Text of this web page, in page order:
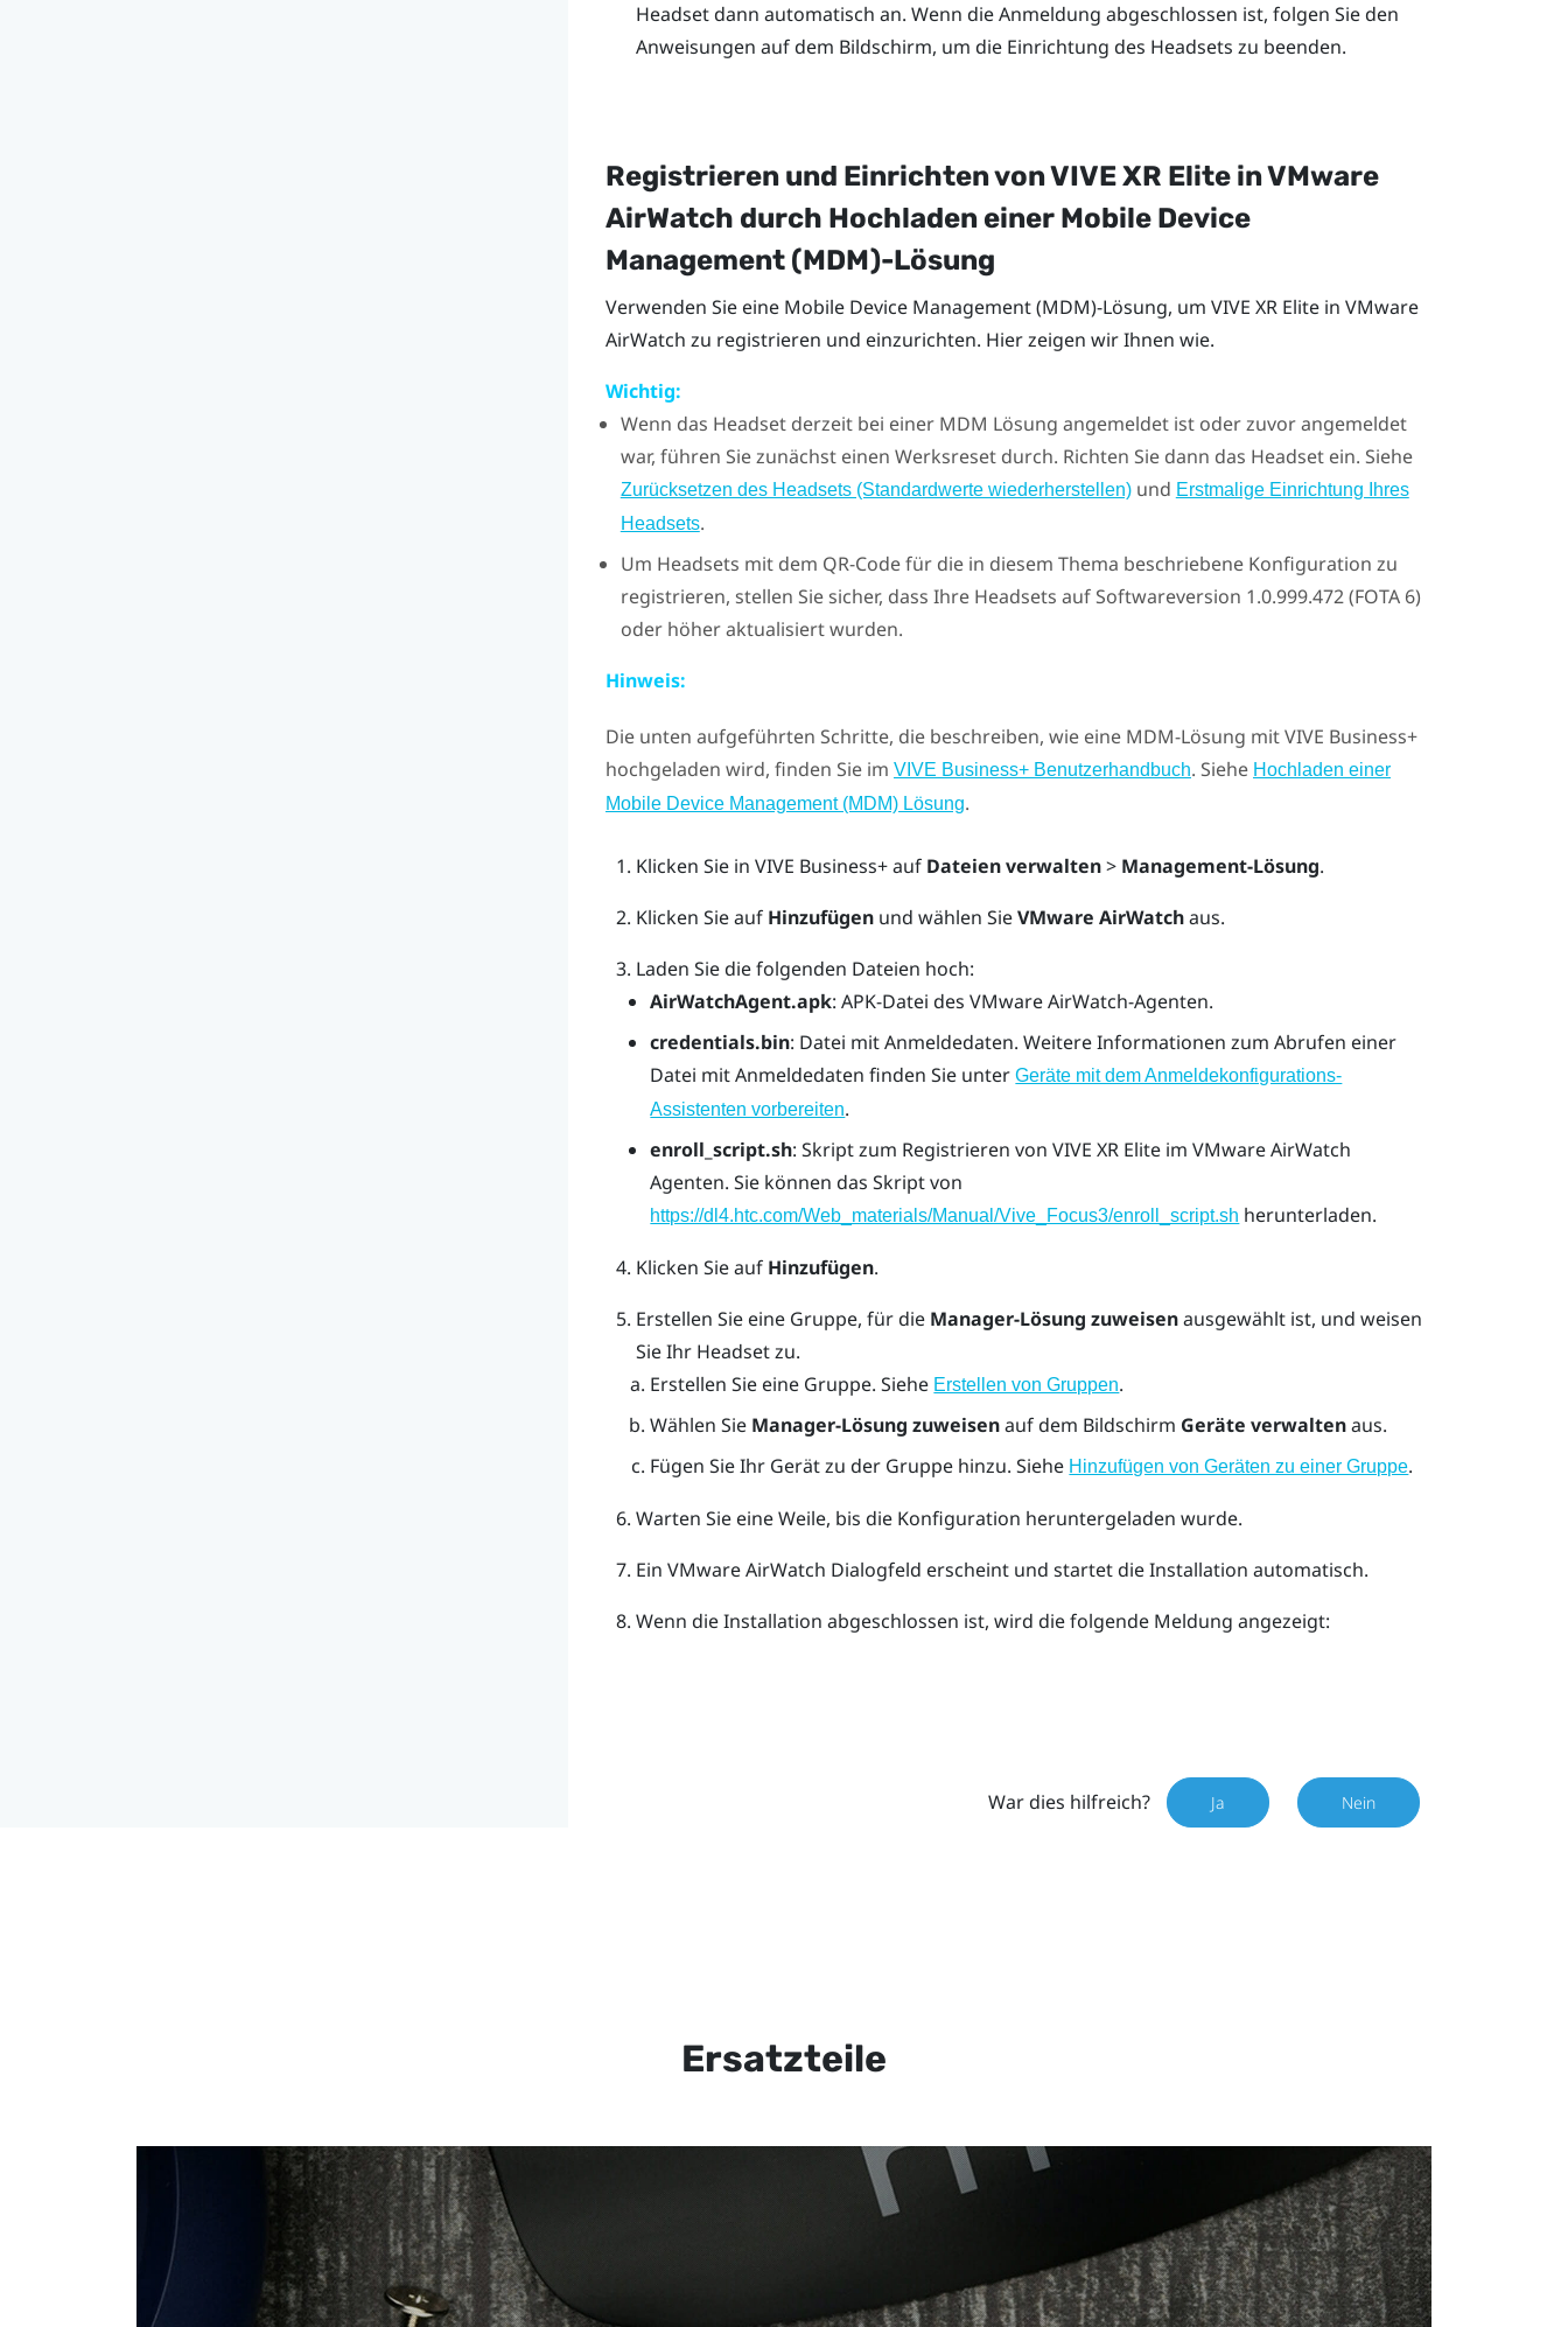
Headset dann automatisch an. Wenn die Anmeldung abgeschlossen ist, folgen Sie den
Anweisungen auf dem Bildschirm, um die Einrichtung des Headsets zu beenden.
Registrieren und Einrichten vonVIVE XR EliteinVMware
AirWatch durch Hochladen einer Mobile Device
Management (MDM)-Lösung
Verwenden Sie eine Mobile Device Management (MDM)-Lösung, um VIVE XR Elitein VMware
AirWatch zu registrieren und einzurichten. Hier zeigen wir Ihnen wie.
Wichtig:
Wenn das Headset derzeit bei einer MDM Lösung angemeldet ist oder zuvor angemeldet
war, führen Sie zunächst einen Werksreset durch. Richten Sie dann das Headset ein. Siehe
Zurücksetzen des Headsets (Standardwerte wiederherstellen)und Erstmalige Einrichtung Ihres
Headsets.
Um Headsets mit dem QR-Code für die in diesem Thema beschriebene Konfiguration zu
registrieren, stellen Sie sicher, dass Ihre Headsets auf Softwareversion 1.0.999.472 (FOTA 6)
oder höher aktualisiert wurden.
Hinweis:
Die unten aufgeführten Schritte, die beschreiben, wie eine MDM-Lösung mitVIVE Business+
hochgeladen wird, finden Sie im VIVE Business+ Benutzerhandbuch. Siehe Hochladen einer
Mobile Device Management (MDM) Lösung.
Klicken Sie in VIVE Business+auf Dateien verwalten> Management-Lösung.
Klicken Sie auf Hinzufügenund wählen SieVMware AirWatchaus.
Laden Sie die folgenden Dateien hoch:
AirWatchAgent.apk: APK-Datei des VMware AirWatch-Agenten.
credentials.bin: Datei mit Anmeldedaten. Weitere Informationen zum Abrufen einer
Datei mit Anmeldedaten finden Sie unterGeräte mit dem Anmeldekonfigurations-
Assistenten vorbereiten.
enroll_script.sh: Skript zum Registrieren vonVIVE XR Elite imVMware AirWatch
Agenten. Sie können das Skript von
https://dl4.htc.com/Web_materials/Manual/Vive_Focus3/enroll_script.sh herunterladen.
Klicken Sie auf Hinzufügen.
Erstellen Sie eine Gruppe, für die Manager-Lösung zuweisenausgewählt ist, und weisen
Sie Ihr Headset zu.
Erstellen Sie eine Gruppe. Siehe Erstellen von Gruppen.
Wählen Sie Manager-Lösung zuweisenauf dem Bildschirm Geräte verwaltenaus.
Fügen Sie Ihr Gerät zu der Gruppe hinzu. Siehe Hinzufügen von Geräten zu einer Gruppe.
Warten Sie eine Weile, bis die Konfiguration heruntergeladen wurde.
Ein VMware AirWatch Dialogfeld erscheint und startet die Installation automatisch.
Wenn die Installation abgeschlossen ist, wird die folgende Meldung angezeigt:
War dies hilfreich? Ja Nein
Ersatzteile